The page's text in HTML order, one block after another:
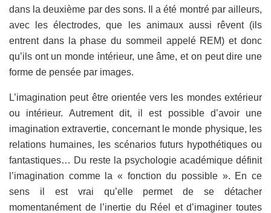
dans la deuxième par des sons. Il a été montré par ailleurs,
avec les électrodes, que les animaux aussi rêvent (ils
entrent dans la phase du sommeil appelé REM) et donc
qu’ils ont un monde intérieur, une âme, et on peut dire une
forme de pensée par images.
L’imagination peut être orientée vers les mondes extérieur
ou intérieur. Autrement dit, il est possible d’avoir une
imagination extravertie, concernant le monde physique, les
relations humaines, les scénarios futurs hypothétiques ou
fantastiques… Du reste la psychologie académique définit
l’imagination comme la « fonction du possible ». En ce
sens il est vrai qu’elle permet de se détacher
momentanément de l’inertie du Réel et d’imaginer toutes